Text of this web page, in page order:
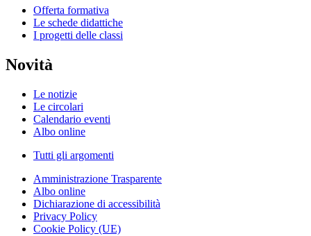
Offerta formativa
Le schede didattiche
I progetti delle classi
Novità
Le notizie
Le circolari
Calendario eventi
Albo online
Tutti gli argomenti
Amministrazione Trasparente
Albo online
Dichiarazione di accessibilità
Privacy Policy
Cookie Policy (UE)